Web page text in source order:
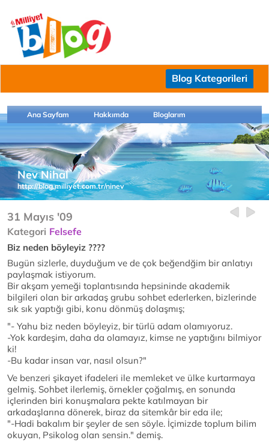
Blog Kategorileri
Ana Sayfam Hakkımda Bloglarım
Nev Nihal
http://blog.milliyet.com.tr/ninev
31 Mayıs '09
Kategori Felsefe
Biz neden böyleyiz ????
Bugün sizlerle, duyduğum ve de çok beğendğim bir anlatıyı
paylaşmak istiyorum.
Bir akşam yemeği toplantısında hepsininde akademik
bilgileri olan bir arkadaş grubu sohbet ederlerken, bizlerinde
sık sık yaptığı gibi, konu dönmüş dolaşmış;
"- Yahu biz neden böyleyiz, bir türlü adam olamıyoruz.
-Yok kardeşim, daha da olamayız, kimse ne yaptığını bilmiyor
ki!
-Bu kadar insan var, nasıl olsun?"
Ve benzeri şikayet ifadeleri ile memleket ve ülke kurtarmaya
gelmiş. Sohbet ilerlemiş, örnekler çoğalmış, en sonunda
içlerinden biri konuşmalara pekte katılmayan bir
arkadaşlarına dönerek, biraz da sitemkâr bir eda ile;
"-Hadi bakalım bir şeyler de sen söyle. İçimizde toplum bilim
okuyan, Psikolog olan sensin." demiş.